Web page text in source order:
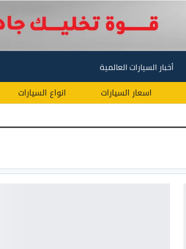
أخبار السيارات العالمية
اسعار السيارات انواع السيارات